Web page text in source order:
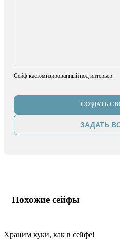
Сейф кастомизированный под интерьер
СОЗДАТЬ
ЗАДАТЬ
Похожие сейфы
Храним куки, как в сейфе!